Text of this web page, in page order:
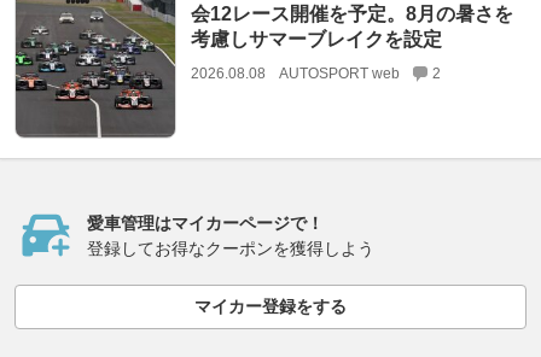
会12レース開催を予定。8月の暑さを
考慮しサマーブレイクを設定
2026.08.08 AUTOSPORT web 2
愛車管理はマイカーページで！
登録してお得なクーポンを獲得しよう
マイカー登録をする